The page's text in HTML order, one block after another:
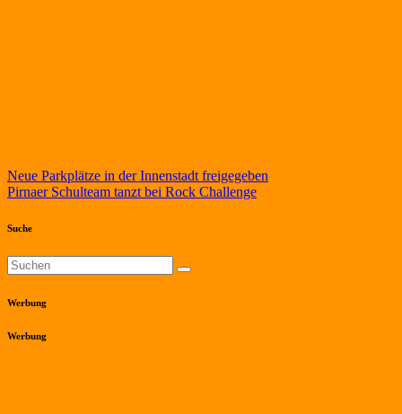
Beitragsnavigation
Neue Parkplätze in der Innenstadt freigegeben
Pirnaer Schulteam tanzt bei Rock Challenge
Suche
Werbung
Werbung